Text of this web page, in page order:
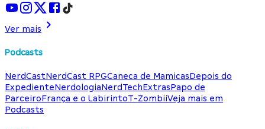
Ver mais
Podcasts
NerdCastNerdCast RPGCaneca de MamicasDepois do
ExpedienteNerdologiaNerdTechExtrasPapo de
ParceiroFrança e o LabirintoT-ZombiiVeja mais em
Podcasts